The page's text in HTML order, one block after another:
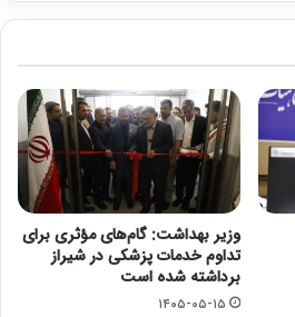
وزیر بهداشت: گام‌های مؤثری برای
تداوم خدمات پزشکی در شیراز
برداشته شده است
۱۴۰۵-۰۵-۱۵